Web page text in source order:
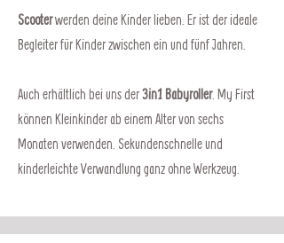
Scooterwerden deine Kinder lieben. Er ist der ideale
Begleiter für Kinder zwischen ein und fünf Jahren.
Auch erhältlich bei uns der3in1 Babyroller. My First
können Kleinkinder ab einem Alter von sechs
Monaten verwenden. Sekundenschnelle und
kinderleichte Verwandlung ganz ohne Werkzeug.